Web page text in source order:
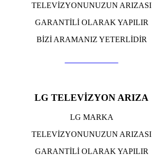
TELEVİZYONUNUZUN ARIZASI
GARANTİLİ OLARAK YAPILIR
BİZİ ARAMANIZ YETERLİDİR
LG TELEVİZYON ARIZA
LG MARKA
TELEVİZYONUNUZUN ARIZASI
GARANTİLİ OLARAK YAPILIR